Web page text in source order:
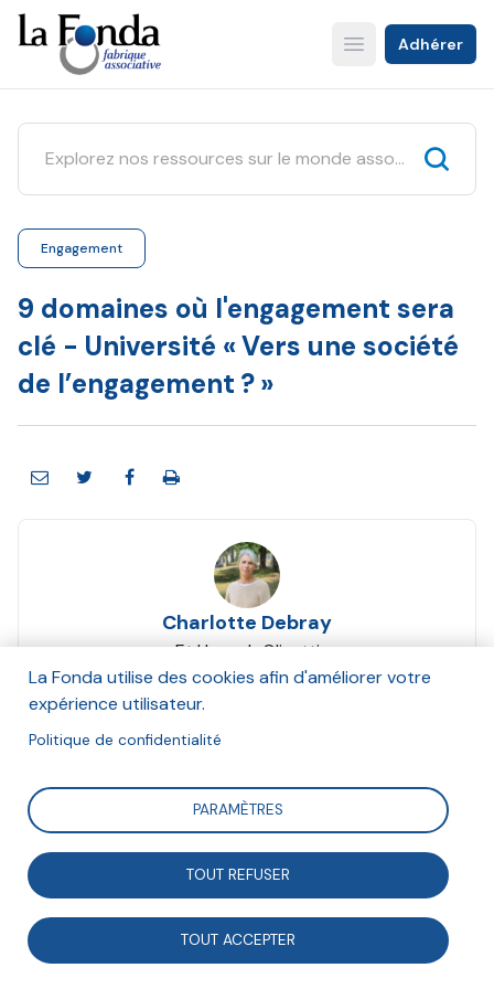
Aller
au
contenu
principal
Open main menu
Adhérer
Engagement
9 domaines où l'engagement sera
clé - Université « Vers une société
de l’engagement ? »
Charlotte Debray
Et Hannah Olivetti
Décembre 2024
Charlotte Debray, déléguée générale de la Fonda, et
Hannah Olivetti, cheffe de projet prospective, ont
présenté synthétiquement lors de l'Université du 9
octobre 2024 les 9 domaines où l’engagement sera
clé en 2040.
La Fonda utilise des cookies afin d'améliorer votre
expérience utilisateur.
Politique de confidentialité
PARAMÈTRES
TOUT REFUSER
TOUT ACCEPTER